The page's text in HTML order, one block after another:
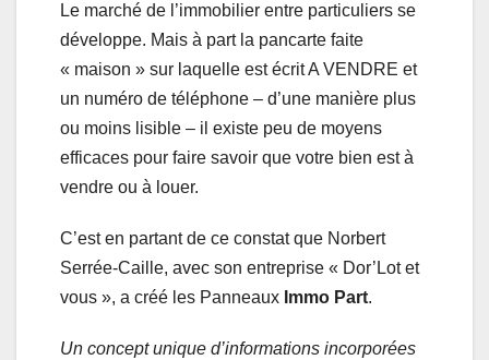
Le marché de l’immobilier entre particuliers se
développe. Mais à part la pancarte faite
« maison » sur laquelle est écrit A VENDRE et
un numéro de téléphone – d’une manière plus
ou moins lisible – il existe peu de moyens
efficaces pour faire savoir que votre bien est à
vendre ou à louer.
C’est en partant de ce constat que Norbert
Serrée-Caille, avec son entreprise « Dor’Lot et
vous », a créé les Panneaux Immo Part.
Un concept unique d’informations incorporées